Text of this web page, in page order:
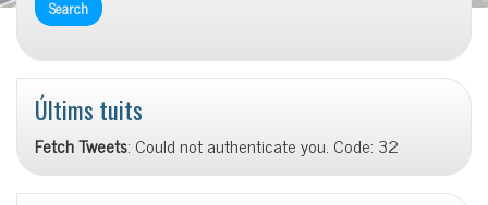
Últims tuits
Fetch Tweets: Could not authenticate you. Code: 32